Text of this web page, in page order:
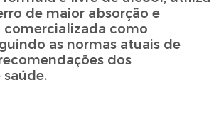
de maior absorção e
comercializada como
as normas atuais de
dos
saúde.